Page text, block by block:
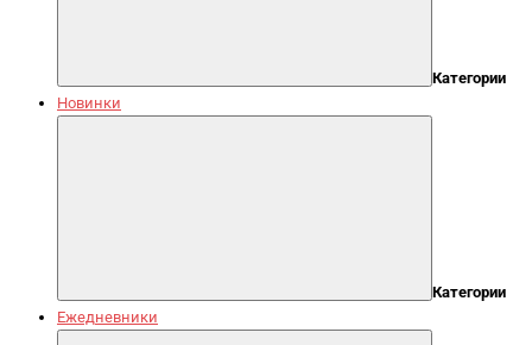
Категории
Новинки
Категории
Ежедневники